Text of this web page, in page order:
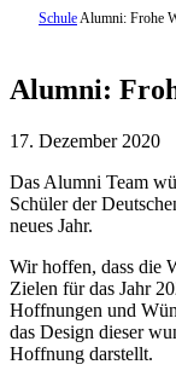
Schule Alumni: Frohe
Alumni:
17. Dezember 2020
Das Alumni Team
Schüler der
neues Jahr.
Wir hoffen, dass die
Zielen für das Jahr
Hoffnungen und
das Design dieser
Hoffnung darstellt.